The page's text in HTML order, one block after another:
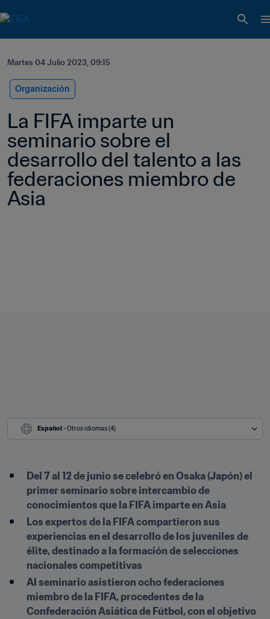
Martes 04 Julio 2023, 09:15
Organización
La FIFA imparte un
seminario sobre el
desarrollo del talento a las
federaciones miembro de
Asia
Español - Otros idiomas (4)
Del 7 al 12 de junio se celebró en Osaka (Japón) el
primer seminario sobre intercambio de
conocimientos que la FIFA imparte en Asia
Los expertos de la FIFA compartieron sus
experiencias en el desarrollo de los juveniles de
élite, destinado a la formación de selecciones
nacionales competitivas
Al seminario asistieron ocho federaciones
miembro de la FIFA, procedentes de la
Confederación Asiática de Fútbol, con el objetivo